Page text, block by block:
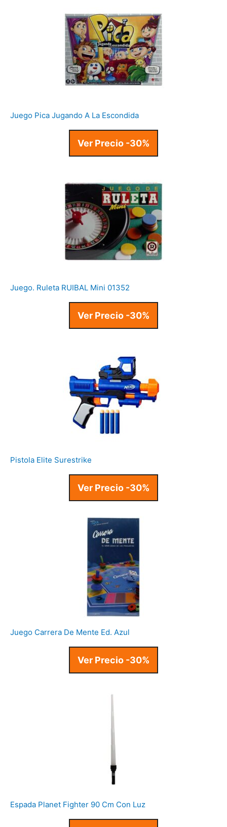
Juego Pica Jugando A La Escondida
Ver Precio -30%
Juego. Ruleta RUIBAL Mini 01352
Ver Precio -30%
Pistola Elite Surestrike
Ver Precio -30%
Juego Carrera De Mente Ed. Azul
Ver Precio -30%
Espada Planet Fighter 90 Cm Con Luz